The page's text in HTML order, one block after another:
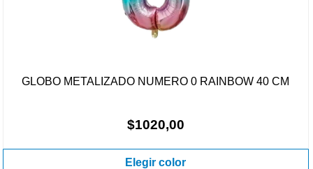
GLOBO METALIZADO NUMERO 0 RAINBOW 40 CM
$1020,00
Elegir color